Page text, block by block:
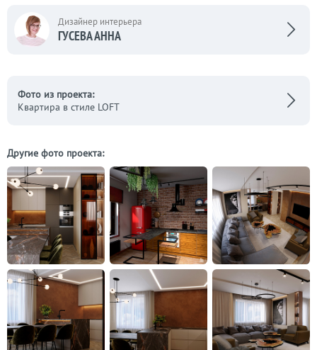
Дизайнер интерьера
ГУСЕВА АННА
Фото из проекта:
Квартира в стиле LOFT
Другие фото проекта: